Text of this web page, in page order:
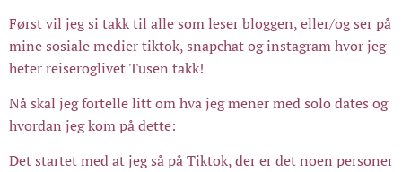
Først vil jeg si takk til alle som leser bloggen, eller/og ser på
mine sosiale medier tiktok, snapchat og instagram hvor jeg
heter reiseroglivet Tusen takk!
Nå skal jeg fortelle litt om hva jeg mener med solo dates og
hvordan jeg kom på dette:
Det startet med at jeg så på Tiktok, der er det noen personer